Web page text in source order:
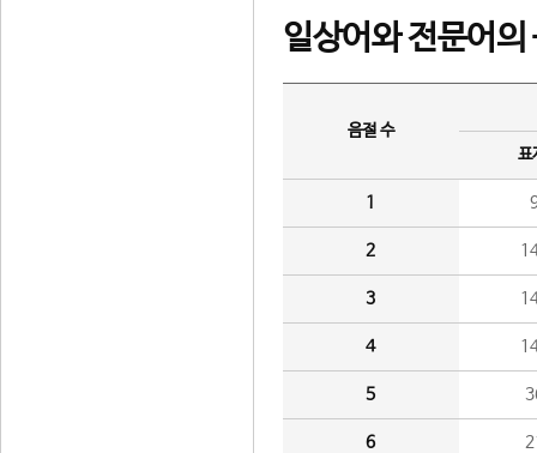
일상어와 전문어의
음절 수
표
1
2
3
4
5
6